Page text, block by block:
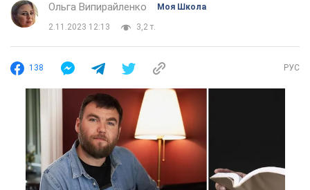
Ольга Випирайленко Моя Школа
2.11.2023 12:13 3,2 т.
138 РУС